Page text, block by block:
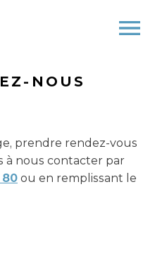
NOUS
prendre rendez-vous
à nous contacter par
80 ou en remplissant le